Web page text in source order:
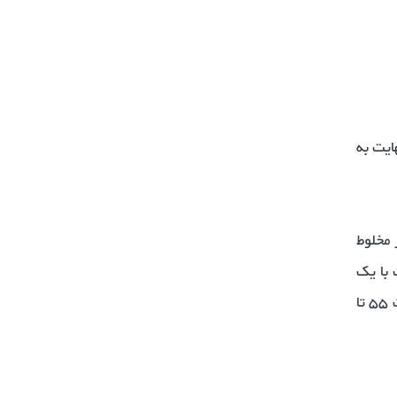
به
رو کاغذ روغنی یا ورق نسوز بندازید و نصف مایه کیک را داخل قالب ریخته و 2/3 از مخلوط
با یک
چاقو از کف قالب مایع کیک را به صورت ماربل هم بزنید و بذاربد داخل فر از قبل گرم شده با دمای 190 درجه به مدت 55 تا